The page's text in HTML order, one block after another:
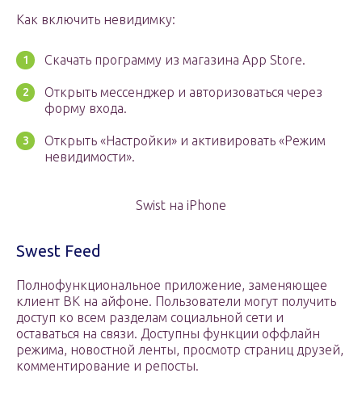
Как включить невидимку:
Скачать программу из магазина App Store.
Открыть мессенджер и авторизоваться через
форму входа.
Открыть «Настройки» и активировать «Режим
невидимости».
Swist на iPhone
Swest Feed
Полнофункциональное приложение, заменяющее
клиент ВК на айфоне. Пользователи могут получить
доступ ко всем разделам социальной сети и
оставаться на связи. Доступны функции оффлайн
режима, новостной ленты, просмотр страниц друзей,
комментирование и репосты.